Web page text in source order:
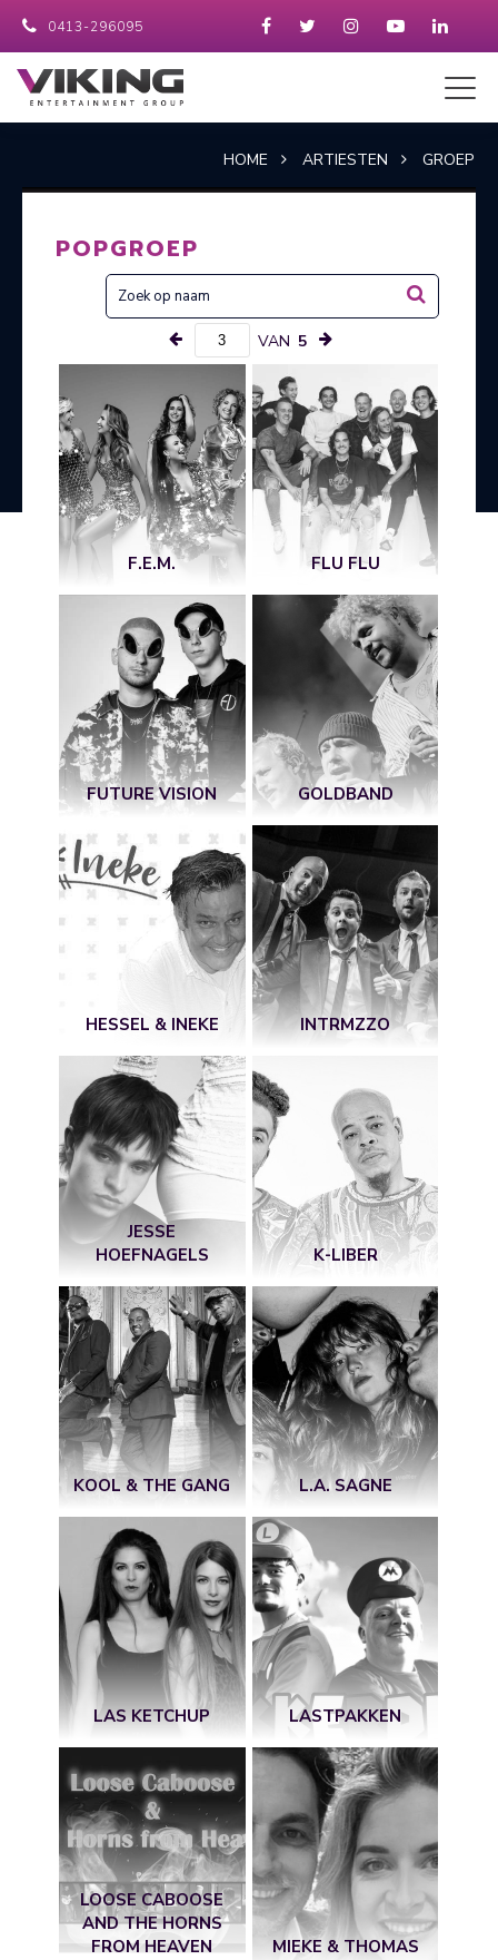
0413-296095
HOME ARTIESTEN GROEP
POPGROEP
VAN 5
F.E.M. FLU FLU
FUTURE VISION GOLDBAND
HESSEL & INEKE INTRMZZO
JESSE
HOEFNAGELS
K-LIBER
KOOL & THE GANG L.A. SAGNE
LAS KETCHUP LASTPAKKEN
LOOSE CABOOSE
AND THE HORNS
FROM HEAVEN
MIEKE & THOMAS